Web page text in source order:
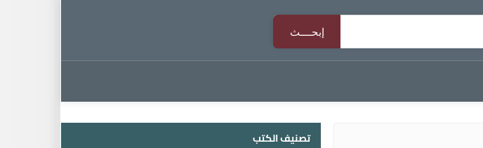
تصنيف الكتب